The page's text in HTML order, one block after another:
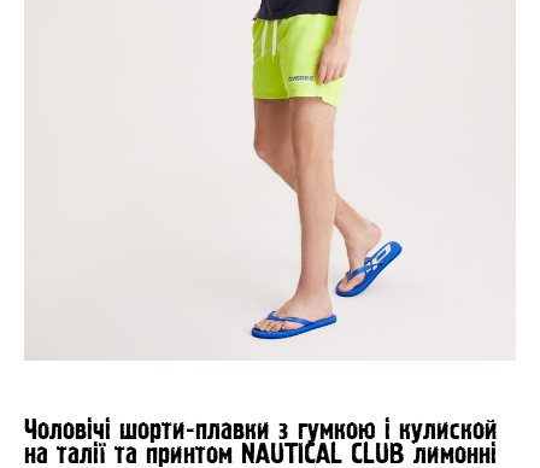
Чоловічі шорти-плавки з гумкою і кулиской
на талії та принтом NAUTICAL CLUB лимонні